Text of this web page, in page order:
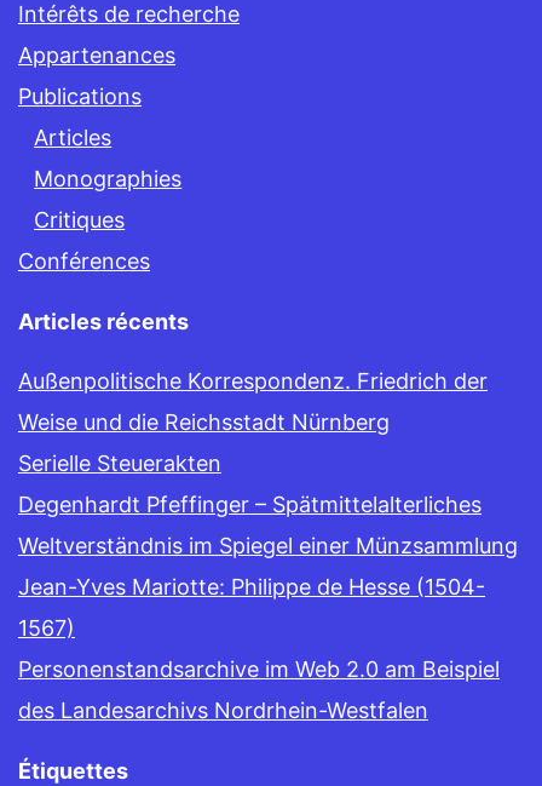
Intérêts de recherche
Appartenances
Publications
Articles
Monographies
Critiques
Conférences
Articles récents
Außenpolitische Korrespondenz. Friedrich der
Weise und die Reichsstadt Nürnberg
Serielle Steuerakten
Degenhardt Pfeffinger – Spätmittelalterliches
Weltverständnis im Spiegel einer Münzsammlung
Jean-Yves Mariotte: Philippe de Hesse (1504-
1567)
Personenstandsarchive im Web 2.0 am Beispiel
des Landesarchivs Nordrhein-Westfalen
Étiquettes